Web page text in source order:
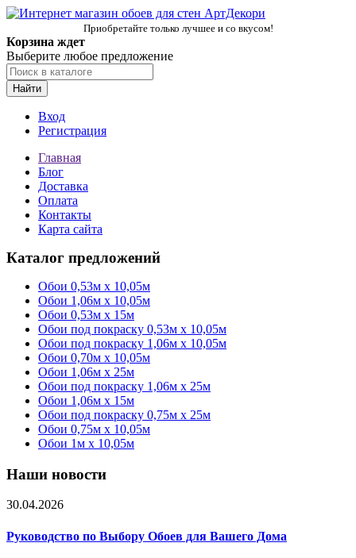
Приобретайте только лучшее и со вкусом!
Корзина ждет
Выберите любое предложение
Найти
Вход
Регистрация
Главная
Блог
Доставка
Оплата
Контакты
Карта сайта
Каталог предложений
Обои 0,53м x 10,05м
Обои 1,06м х 10,05м
Обои 0,53м x 15м
Обои под покраску 0,53м x 10,05м
Обои под покраску 1,06м х 10,05м
Обои 0,70м x 10,05м
Обои 1,06м x 25м
Обои под покраску 1,06м x 25м
Обои 1,06м x 15м
Обои под покраску 0,75м x 25м
Обои 0,75м x 10,05м
Обои 1м х 10,05м
Наши новости
30.04.2026
Руководство по Выбору Обоев для Вашего Дома